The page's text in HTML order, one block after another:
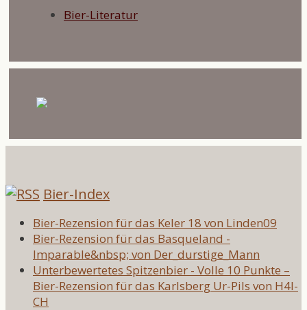
Bier-Literatur
Bier-Index
Bier-Rezension für das Keler 18 von Linden09
Bier-Rezension für das Basqueland -
Imparable&nbsp; von Der_durstige_Mann
Unterbewertetes Spitzenbier - Volle 10 Punkte –
Bier-Rezension für das Karlsberg Ur-Pils von H4l-
CH